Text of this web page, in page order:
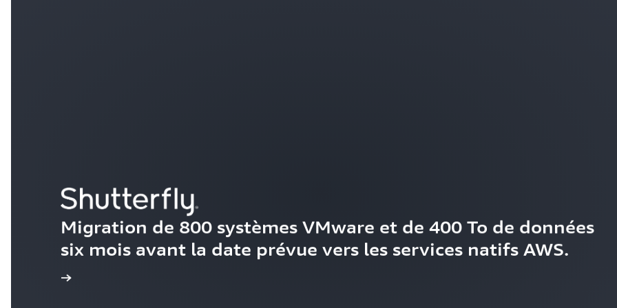
Migration de 800 systèmes VMware et de 400 To de données
six mois avant la date prévue vers les services natifs AWS.